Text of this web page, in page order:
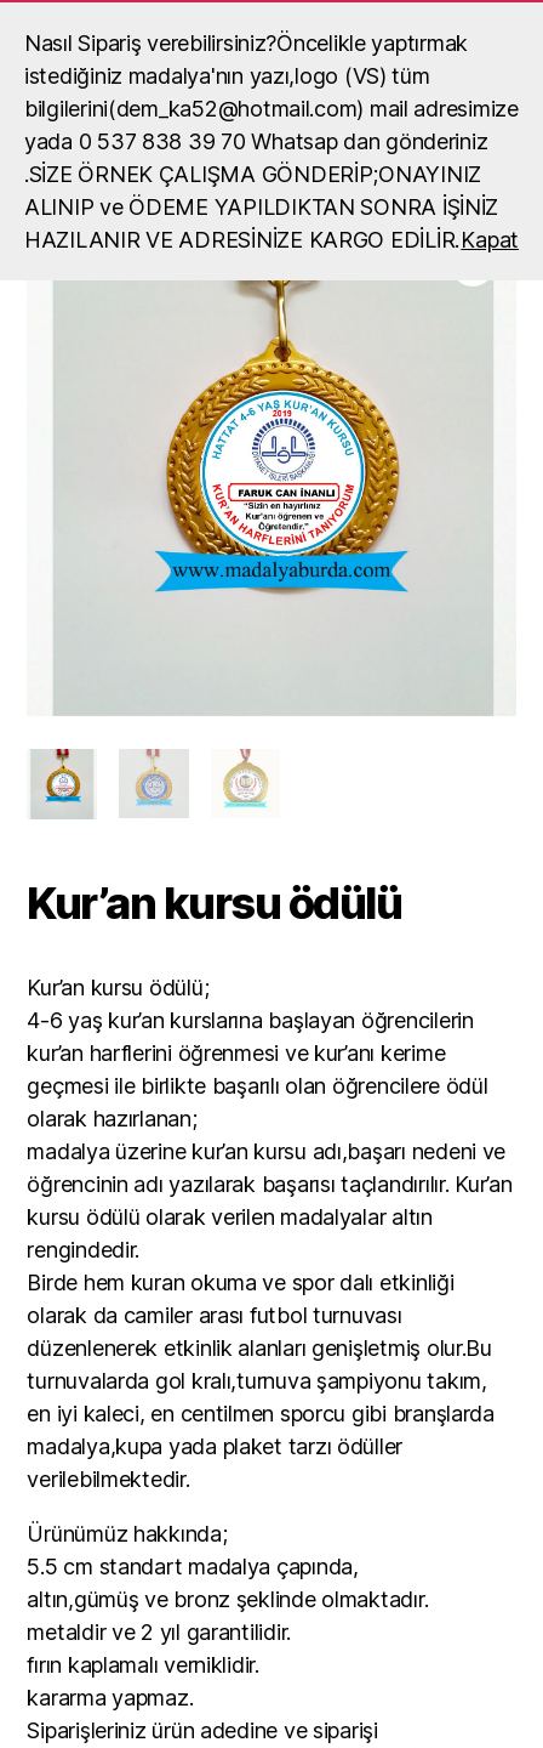
Nasıl Sipariş verebilirsiniz?Öncelikle yaptırmak
istediğiniz madalya'nın yazı,logo (VS) tüm
bilgilerini(dem_ka52@hotmail.com) mail adresimize
yada 0 537 838 39 70 Whatsap dan gönderiniz
.SİZE ÖRNEK ÇALIŞMA GÖNDERİP;ONAYINIZ
ALINIP ve ÖDEME YAPILDIKTAN SONRA İŞİNİZ
HAZILANIR VE ADRESİNİZE KARGO EDİLİR.Kapat
Madalya, madalya yaptırma, okul
madalya örneği
Ana Sayfa/ Madalyalar/Madalya/ Kur’an kursu ödülü
Kur’an kursu ödülü
Kur’an kursu ödülü;
4-6 yaş kur’an kurslarına başlayan öğrencilerin
kur’an harflerini öğrenmesi ve kur’anı kerime
geçmesi ile birlikte başarılı olan öğrencilere ödül
olarak hazırlanan;
madalya üzerine kur’an kursu adı,başarı nedeni ve
öğrencinin adı yazılarak başarısı taçlandırılır. Kur’an
kursu ödülü olarak verilen madalyalar altın
rengindedir.
Birde hem kuran okuma ve spor dalı etkinliği
olarak da camiler arası futbol turnuvası
düzenlenerek etkinlik alanları genişletmiş olur.Bu
turnuvalarda gol kralı,turnuva şampiyonu takım,
en iyi kaleci, en centilmen sporcu gibi branşlarda
madalya,kupa yada plaket tarzı ödüller
verilebilmektedir.
Ürünümüz hakkında;
5.5 cm standart madalya çapında,
altın,gümüş ve bronz şeklinde olmaktadır.
metaldir ve 2 yıl garantilidir.
fırın kaplamalı verniklidir.
kararma yapmaz.
Siparişleriniz ürün adedine ve siparişi